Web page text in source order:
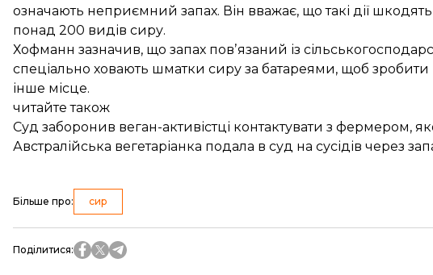
означають неприємний запах. Він вважає, що такі дії
понад 200 видів сиру.
Хофманн зазначив, що запах повʼязаний із
спеціально ховають шматки сиру за батареями, щоб
інше місце.
читайте також
Суд заборонив веган-активістці контактувати з фермером,
Австралійська вегетаріанка подала в суд на сусідів через
Більше про: сир
Поділитися: